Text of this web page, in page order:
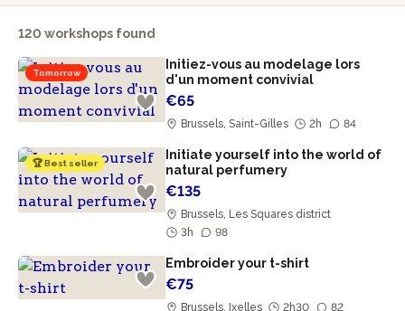
Time slot Number of persons
Age of participants
Reset filters
120 workshops found
Tomorrow
Initiez-vous au modelage lors
d'un moment convivial
€65
Brussels, Saint-Gilles 2h 84
🏆 Best seller
Initiate yourself into the world of
natural perfumery
€135
Brussels, Les Squares district
3h
98
Embroider your t-shirt
€75
Brussels, Ixelles 2h30 82